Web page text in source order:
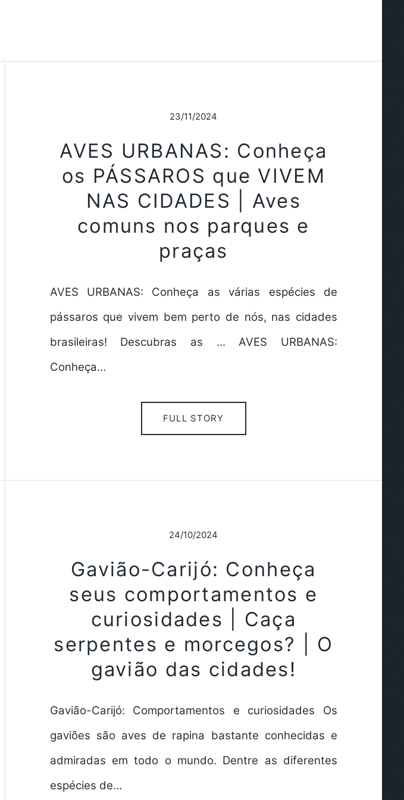
23/11/2024
AVES URBANAS: Conheça
os PÁSSAROS que VIVEM
NAS CIDADES | Aves
comuns nos parques e
praças
AVES URBANAS: Conheça as várias espécies de
pássaros que vivem bem perto de nós, nas cidades
brasileiras! Descubras as ... AVES URBANAS:
Conheça…
FULL STORY
24/10/2024
Gavião-Carijó: Conheça
seus comportamentos e
curiosidades | Caça
serpentes e morcegos? | O
gavião das cidades!
Gavião-Carijó: Comportamentos e curiosidades Os
gaviões são aves de rapina bastante conhecidas e
admiradas em todo o mundo. Dentre as diferentes
espécies de…